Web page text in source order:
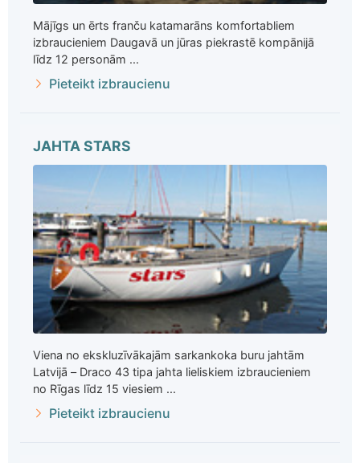
Mājīgs un ērts franču katamarāns komfortabliem
izbraucieniem Daugavā un jūras piekrastē kompānijā
līdz 12 personām ...
Pieteikt izbraucienu
JAHTA STARS
Viena no ekskluzīvākajām sarkankoka buru jahtām
Latvijā – Draco 43 tipa jahta lieliskiem izbraucieniem
no Rīgas līdz 15 viesiem ...
Pieteikt izbraucienu